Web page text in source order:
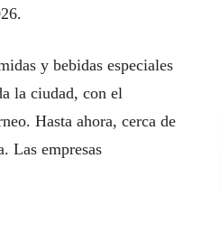
y bebidas especiales
la ciudad, con el
Hasta ahora, cerca de
Las empresas